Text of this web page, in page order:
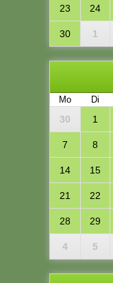
23 24
30 1
Mo Di
30 1
7 8
14 15
21 22
28 29
4 5